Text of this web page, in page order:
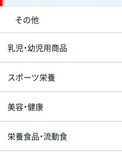
その他
乳児・幼児用商品
スポーツ栄養
美容・健康
栄養食品・流動食